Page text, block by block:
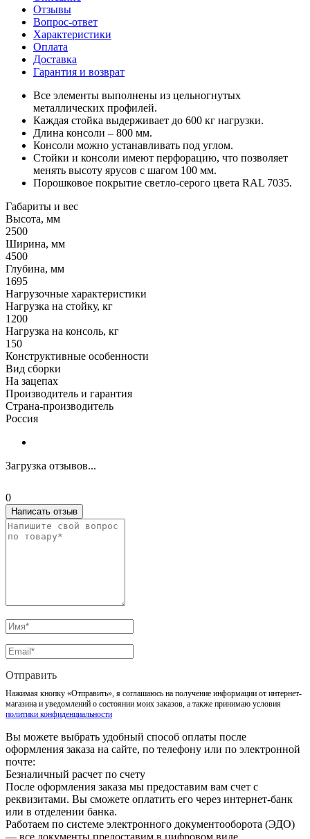
Отзывы
Вопрос-ответ
Характеристики
Оплата
Доставка
Гарантия и возврат
Все элементы выполнены из цельногнутых
металлических профилей.
Каждая стойка выдерживает до 600 кг нагрузки.
Длина консоли – 800 мм.
Консоли можно устанавливать под углом.
Стойки и консоли имеют перфорацию, что позволяет
менять высоту ярусов с шагом 100 мм.
Порошковое покрытие светло-серого цвета RAL 7035.
Габариты и вес
Высота, мм
2500
Ширина, мм
4500
Глубина, мм
1695
Нагрузочные характеристики
Нагрузка на стойку, кг
1200
Нагрузка на консоль, кг
150
Конструктивные особенности
Вид сборки
На зацепах
Производитель и гарантия
Страна-производитель
Россия
Загрузка отзывов...
0
Написать отзыв
Отправить
Нажимая кнопку «Отправить», я соглашаюсь на получение информации от интернет-
магазина и уведомлений о состоянии моих заказов, а также принимаю условия
политики конфиденциальности
Вы можете выбрать удобный способ оплаты после
оформления заказа на сайте, по телефону или по электронной
почте:
Безналичный расчет по счету
После оформления заказа мы предоставим вам счет с
реквизитами. Вы сможете оплатить его через интернет-банк
или в отделении банка.
Работаем по системе электронного документооборота (ЭДО)
— все документы предоставим в цифровом виде.